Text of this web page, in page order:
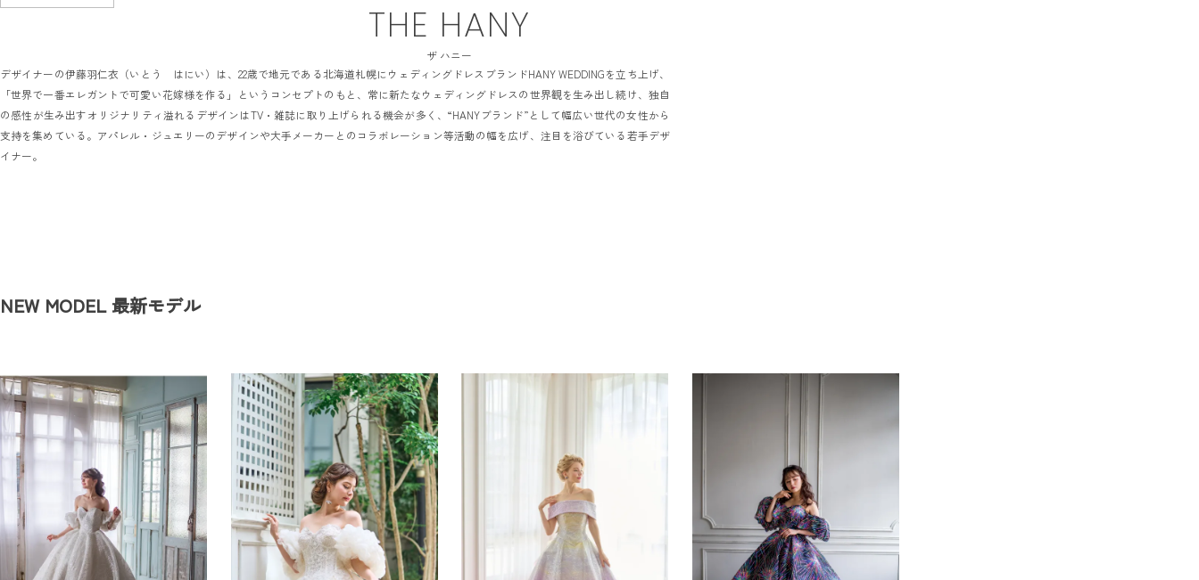
THE HANY
ザ ハニー
デザイナーの伊藤羽仁衣（いとう はにい）は、22歳で地元である北海道札幌にウェディングドレスブランドHANY WEDDINGを立ち上げ、
「世界で一番エレガントで可愛い花嫁様を作る」というコンセプトのもと、常に新たなウェディングドレスの世界観を生み出し続け、独自
の感性が生み出すオリジナリティ溢れるデザインはTV・雑誌に取り上げられる機会が多く、“HANYブランド”として幅広い世代の女性から
支持を集めている。アパレル・ジュエリーのデザインや大手メーカーとのコラボレーション等活動の幅を広げ、注目を浴びている若手デザ
イナー。
NEW MODEL 最新モデル